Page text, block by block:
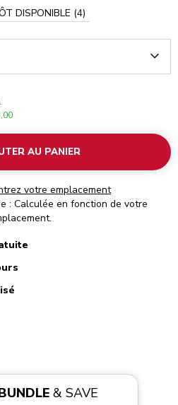
DISPONIBLE (4)
AU PANIER
votre emplacement
: Calculée en fonction de votre
& SAVE